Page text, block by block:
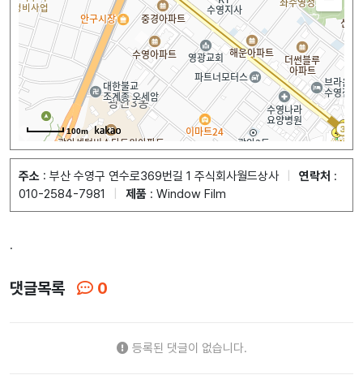
100m
주소 : 부산 수영구 연수로369번길 1 주식회사월드상사 연락처 :
010-2584-7981
제품 : Window Film
.
댓글목록 0
등록된 댓글이 없습니다.